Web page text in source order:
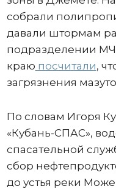
собрали
давали штормам
подразделении
краю посчитали,
загрязнения
По словам Игоря
«Кубань-СПАС»,
спасательной
сбор
до устья реки